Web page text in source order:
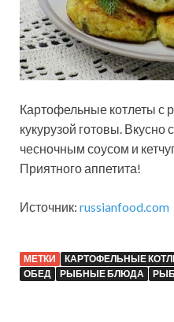
Картофельные котлеты с
кукурузой готовы.
чесночным соусом и
Приятного аппетита!
Источник: russianfood.com
МЕТКИ КАРТОФЕЛЬНЫЕ
ОБЕД
РЫБНЫЕ БЛЮДА